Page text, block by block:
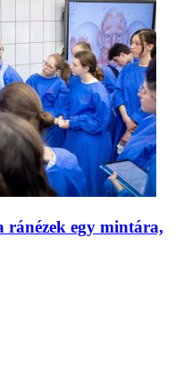
ránézek egy mintára,